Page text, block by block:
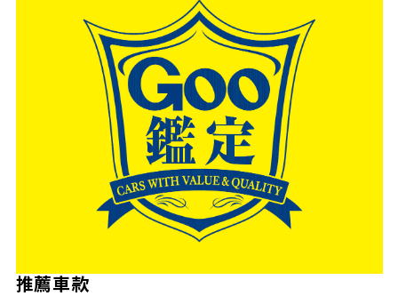
推薦車款